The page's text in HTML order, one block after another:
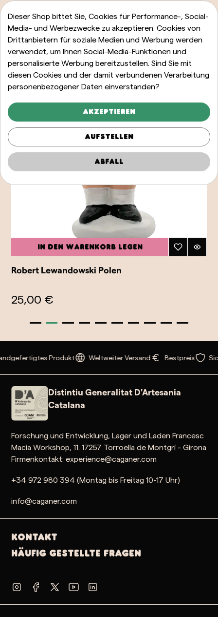
In den Warenkorb legen
Robert Lewandowski Polen
25,00 €
Produkt Weltweiter Versand Bestpreis
Distintiu Generalitat D'Artesania
Catalana
Forschung und Entwicklung, Lager und Laden Francesc
Macia Workshop, 11. 17257 Torroella de Montgrí - Girona
Firmenkontakt: experience@caganer.com
+34 972 980 394 (Montag bis Freitag 10-17 Uhr)
info@caganer.com
Kontakt
Häufig gestellte Fragen
Dieser Shop bittet Sie, Cookies für Performance-, Social-
Media- und Werbezwecke zu akzeptieren. Cookies von
Drittanbietern für soziale Medien und Werbung werden
verwendet, um Ihnen Social-Media-Funktionen und
personalisierte Werbung bereitzustellen. Sind Sie mit
diesen Cookies und der damit verbundenen Verarbeitung
personenbezogener Daten einverstanden?
Akzeptieren
Aufstellen
Abfall